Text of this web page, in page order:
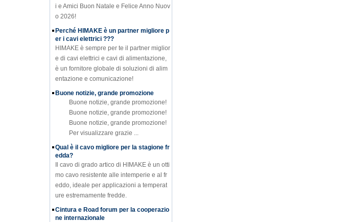
i e Amici Buon Natale e Felice Anno Nuov
o 2026!
Perché HIMAKE è un partner migliore p
er i cavi elettrici ???
HIMAKE è sempre per te il partner miglior
e di cavi elettrici e cavi di alimentazione,
è un fornitore globale di soluzioni di alim
entazione e comunicazione!
Buone notizie, grande promozione
Buone notizie, grande promozione!
Buone notizie, grande promozione!
Buone notizie, grande promozione!
Per visualizzare grazie ...
Qual è il cavo migliore per la stagione fr
edda?
Il cavo di grado artico di HIMAKE è un otti
mo cavo resistente alle intemperie e al fr
eddo, ideale per applicazioni a temperat
ure estremamente fredde.
Cintura e Road forum per la cooperazio
ne internazionale